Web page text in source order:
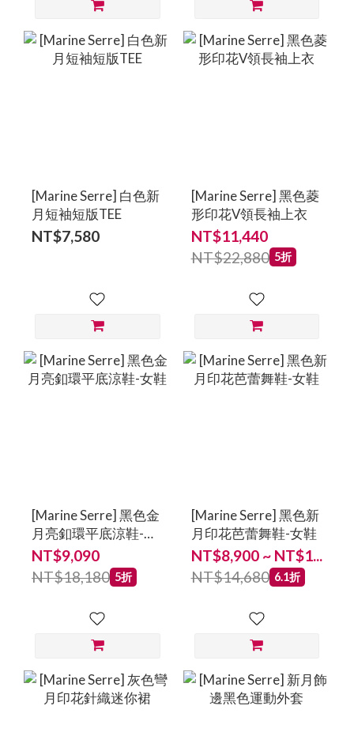
[Marine Serre] 白色新
月短袖短版TEE
NT$7,580
[Marine Serre] 黑色菱
形印花V領長袖上衣
NT$11,440
NT$22,880 5折
[Marine Serre] 黑色金
月亮釦環平底涼鞋-女
鞋
NT$9,090
NT$18,180 5折
[Marine Serre] 黑色新
月印花芭蕾舞鞋-女鞋
NT$8,900 ~ NT$1...
NT$14,680 6.1折